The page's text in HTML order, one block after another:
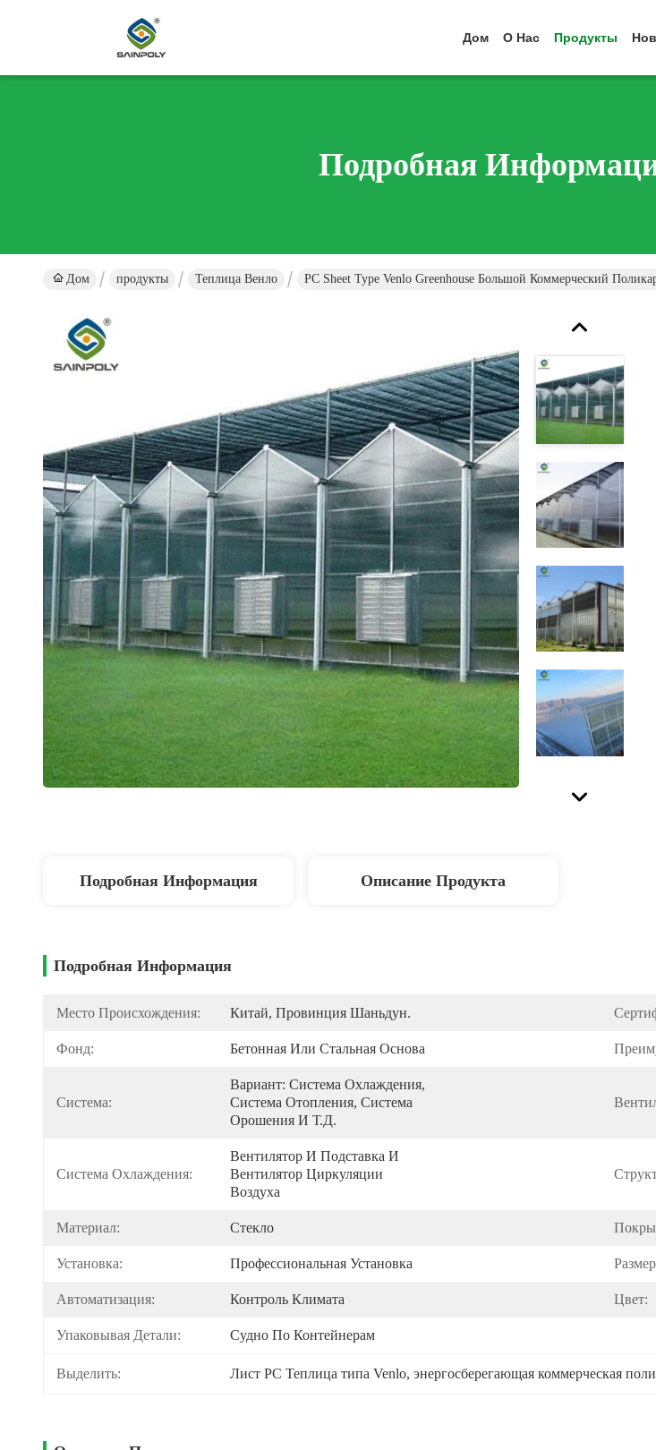
Дом О Нас Продукты
Подробная
Дом продукты Теплица Венло PC Sheet Type Venlo Greenhouse Большой Коммерческий
Подробная Информация Описание Продукта
Подробная Информация
Место Происхождения: Китай, Провинция Шаньдун.
Фонд: Бетонная Или Стальная Основа
Система:
Вариант: Система Охлаждения,
Система Отопления, Система
Орошения И Т.д.
Система Охлаждения:
Вентилятор И Подставка И
Вентилятор Циркуляции
Воздуха
Материал: Стекло
Установка: Профессиональная Установка
Автоматизация: Контроль Климата Цвет:
Упаковывая Детали: Судно По Контейнерам
Выделить: Лист PC Теплица типа Venlo, энергосберегающая коммерческая